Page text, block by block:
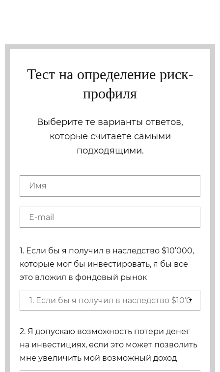
Тест на определение риск-
профиля
Выберите те варианты ответов,
которые считаете самыми
подходящими.
1. Если бы я получил в наследство $10’000,
которые мог бы инвестировать, я бы все
это вложил в фондовый рынок
2. Я допускаю возможность потери денег
на инвестициях, если это может позволить
мне увеличить мой возможный доход